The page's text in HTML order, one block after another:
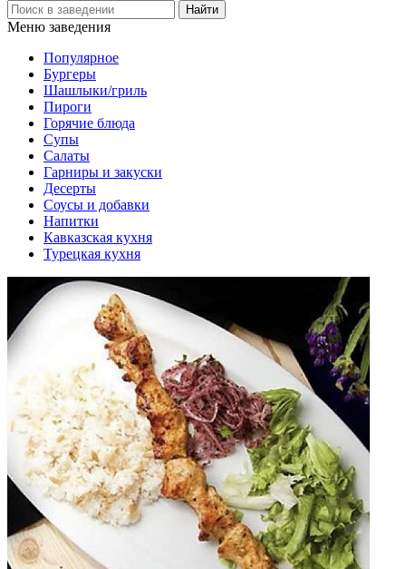
Меню заведения
Популярное
Бургеры
Шашлыки/гриль
Пироги
Горячие блюда
Супы
Салаты
Гарниры и закуски
Десерты
Соусы и добавки
Напитки
Кавказская кухня
Турецкая кухня